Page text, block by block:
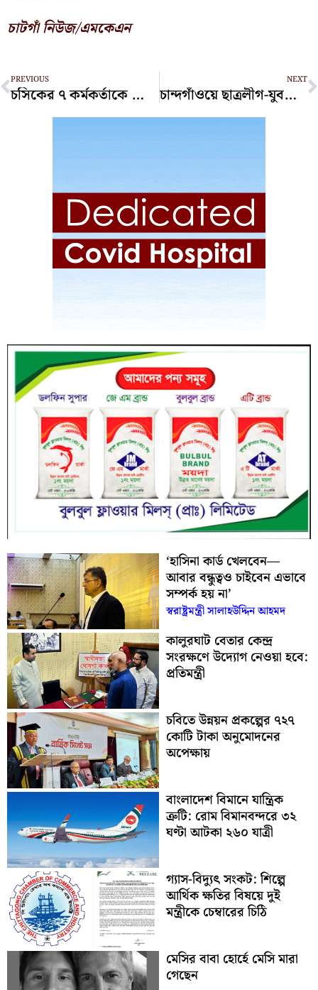
চাটগাঁ নিউজ/এমকেএন
Prev
PREVIOUS
চসিকের ৭ কর্মকর্তাকে ম্যাজিস্ট্রেসি ক্ষমতা চেয়ে চিঠি
NEXT
চান্দগাঁওয়ে ছাত্রলীগ-যুবলীগের নেতাসহ আটক ৪
‘হাসিনা কার্ড খেলবেন—
আবার বন্ধুত্বও চাইবেন এভাবে
সম্পর্ক হয় না’
স্বরাষ্ট্রমন্ত্রী সালাহউদ্দিন আহমদ
কালুরঘাট বেতার কেন্দ্র
সংরক্ষণে উদ্যোগ নেওয়া হবে:
প্রতিমন্ত্রী
চবিতে উন্নয়ন প্রকল্পের ৭২৭
কোটি টাকা অনুমোদনের
অপেক্ষায়
বাংলাদেশ বিমানে যান্ত্রিক
ত্রুটি: রোম বিমানবন্দরে ৩২
ঘণ্টা আটকা ২৬০ যাত্রী
গ্যাস-বিদ্যুৎ সংকট: শিল্পে
আর্থিক ক্ষতির বিষয়ে দুই
মন্ত্রীকে চেম্বারের চিঠি
মেসির বাবা হোর্হে মেসি মারা
গেছেন